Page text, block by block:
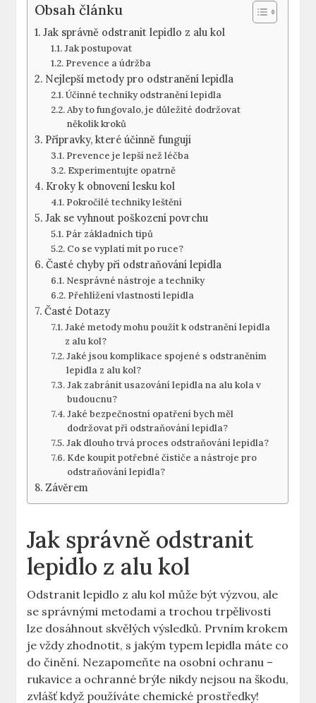
Obsah článku
Jak ​správně odstranit lepidlo z alu kol
Jak postupovat
Prevence a údržba
Nejlepší metody pro odstranění ⁣lepidla
Účinné techniky odstranění lepidla
Aby to fungovalo, je důležité dodržovat
několik kroků
Přípravky, které účinně fungují
Prevence je lepší ‌než léčba
Experimentujte opatrně
Kroky k obnovení lesku kol
Pokročilé techniky leštění
Jak se vyhnout poškození povrchu
Pár základních tipů
Co se vyplatí mít po ruce?
Časté ⁢chyby při odstraňování lepidla
Nesprávné nástroje a techniky
Přehlížení⁢ vlastností ⁤lepidla
Časté Dotazy
Jaké metody ​mohu použít k odstranění lepidla
⁤z alu kol?
Jaké⁣ jsou komplikace spojené⁤ s ‌odstraněním
lepidla z alu ⁢kol?
Jak zabránit usazování lepidla na alu kola v
budoucnu?
Jaké bezpečnostní opatření bych‌ měl
dodržovat při odstraňování lepidla?
Jak dlouho trvá proces odstraňování lepidla?
Kde ‌koupit potřebné čističe a nástroje pro
odstraňování lepidla?
Závěrem
Jak ​správně odstranit
lepidlo z alu kol
Odstranit lepidlo z⁣ alu kol může být ‍výzvou,⁣ ale
se správnými metodami a trochou trpělivosti
lze ⁢dosáhnout skvělých⁤ výsledků. Prvním krokem
je vždy zhodnotit, ‍s jakým typem lepidla máte co
‍do činění. Nezapomeňte na⁢ osobní​ ochranu –
rukavice a ochranné brýle nikdy nejsou na škodu,
zvlášť když ⁢používáte chemické prostředky!